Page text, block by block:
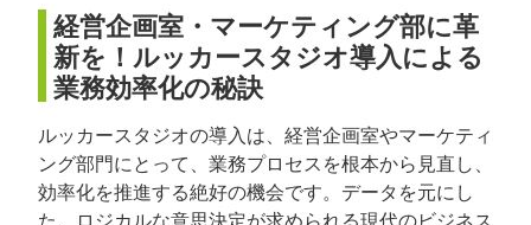
経営企画室・マーケティング部に革
新を！ルッカースタジオ導入による
業務効率化の秘訣
ルッカースタジオの導入は、経営企画室やマーケティ
ング部門にとって、業務プロセスを根本から見直し、
効率化を推進する絶好の機会です。データを元にし